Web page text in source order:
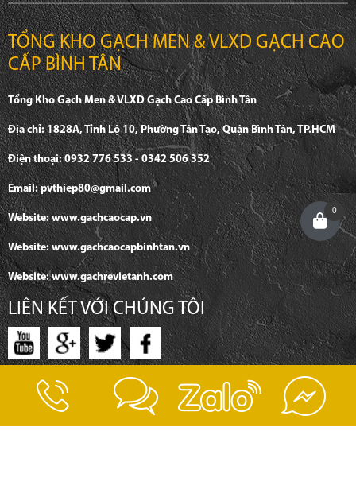
TỔNG KHO GẠCH MEN & VLXD GẠCH CAO
CẤP BÌNH TÂN
Tổng Kho Gạch Men & VLXD Gạch Cao Cấp Bình Tân
Địa chỉ: 1828A, Tỉnh Lộ 10, Phường Tân Tạo, Quận Bình Tân, TP.HCM
Điện thoại: 0932 776 533 - 0342 506 352
Email: pvthiep80@gmail.com
Website: www.gachcaocap.vn
Website: www.gachcaocapbinhtan.vn
Website: www.gachrevietanh.com
LIÊN KẾT VỚI CHÚNG TÔI
SẢN PHẨM
0